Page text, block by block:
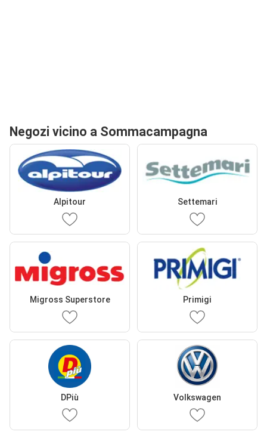
Negozi vicino a Sommacampagna
Alpitour Settemari
Migross Superstore Primigi
DPiù Volkswagen